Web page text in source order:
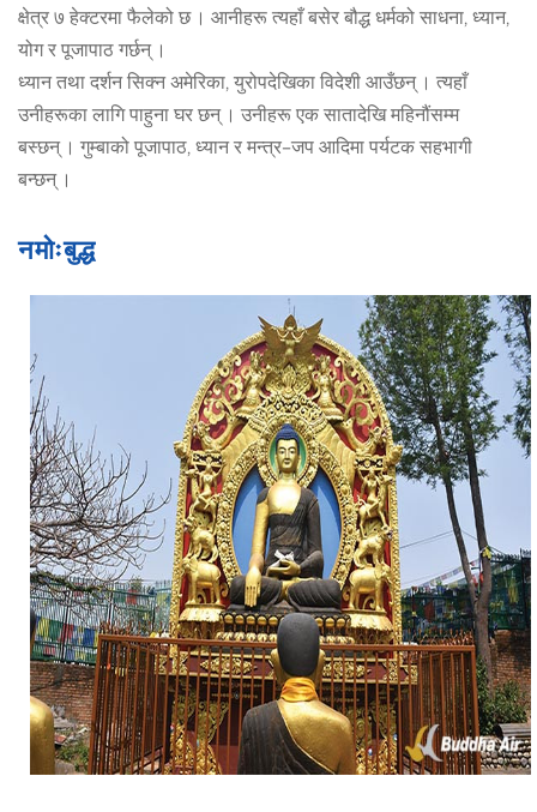
क्षेत्र ७ हेक्टरमा फैलेको छ । आनीहरू त्यहाँ बसेर बौद्ध धर्मको साधना, ध्यान,
योग र पूजापाठ गर्छन् ।
ध्यान तथा दर्शन सिक्न अमेरिका, युरोपदेखिका विदेशी आउँछन् । त्यहाँ
उनीहरूका लागि पाहुना घर छन् । उनीहरू एक सातादेखि महिनौंसम्म
बस्छन् । गुम्बाको पूजापाठ, ध्यान र मन्त्र–जप आदिमा पर्यटक सहभागी
बन्छन् ।
नमोःबुद्ध